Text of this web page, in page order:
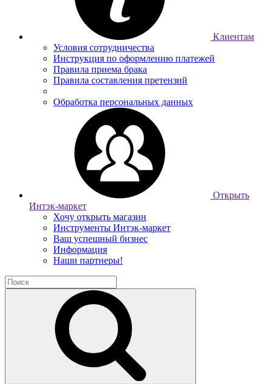
Клиентам
Условия сотрудничества
Инструкция по оформлению платежей
Правила приема брака
Правила составления претензий
Обработка персональных данных
Открыть
Интэк-маркет
Хочу открыть магазин
Инструменты Интэк-маркет
Ваш успешный бизнес
Информация
Наши партнеры!